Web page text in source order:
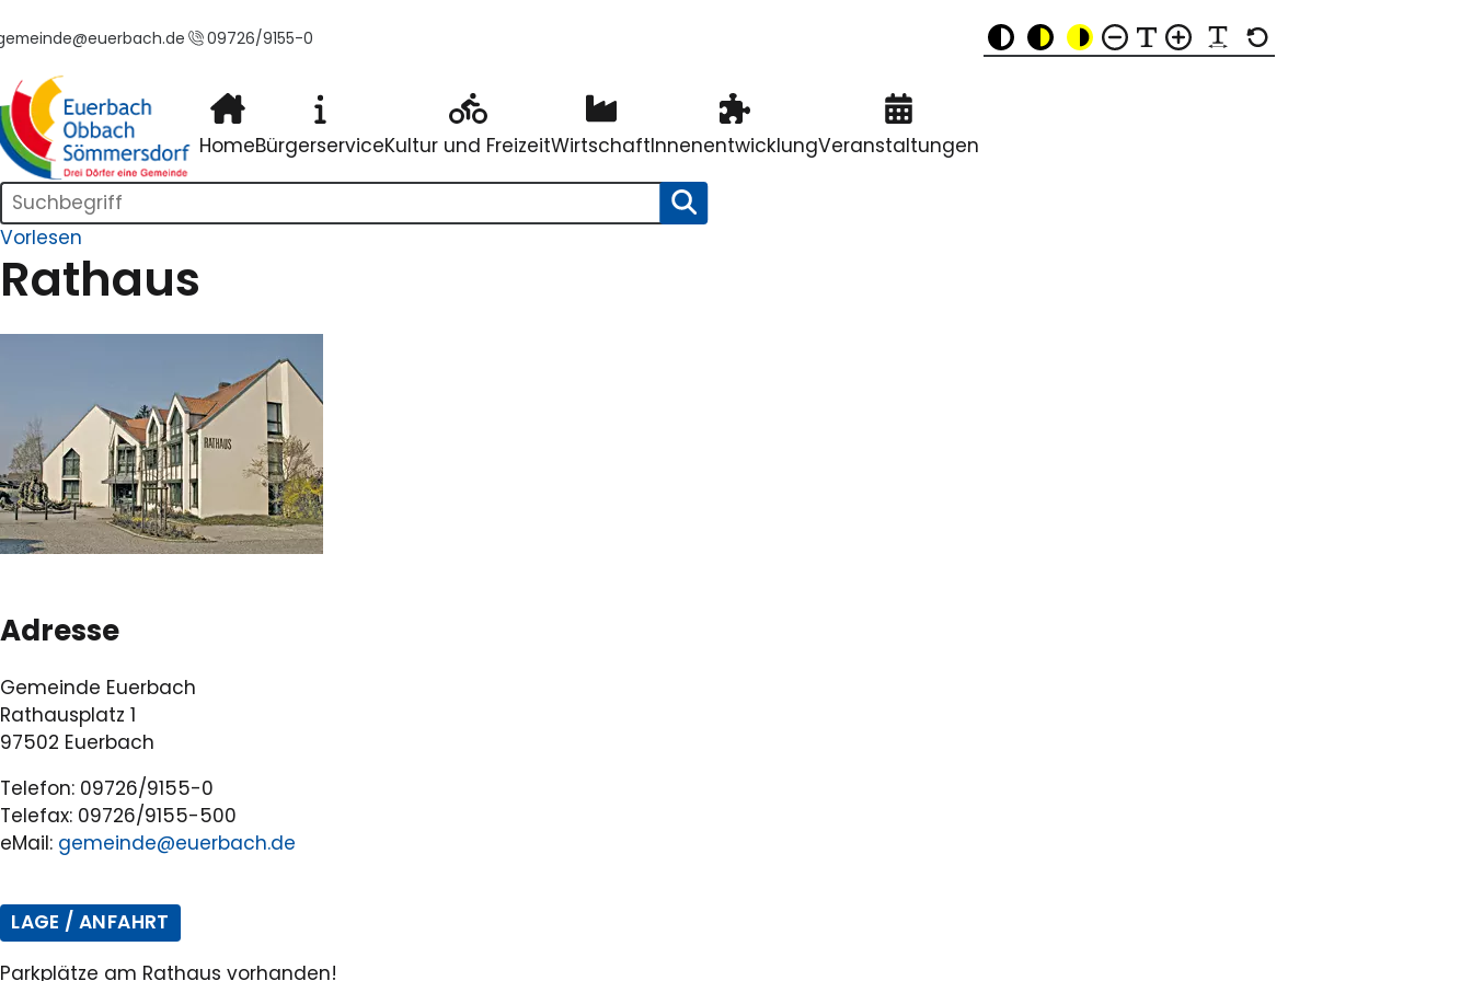
09726/9155-0
HomeBürgerserviceKultur und FreizeitWirtschaftInnenentwicklungVeranstaltungen
Suchleiste
SUCHE STARTEN
Vorlesen
Rathaus
Adresse
Gemeinde Euerbach
Rathausplatz 1
97502 Euerbach
Telefon: 09726/9155-0
Telefax: 09726/9155-500
eMail: gemeinde@euerbach.de
LAGE / ANFAHRT
Parkplätze am Rathaus vorhanden!